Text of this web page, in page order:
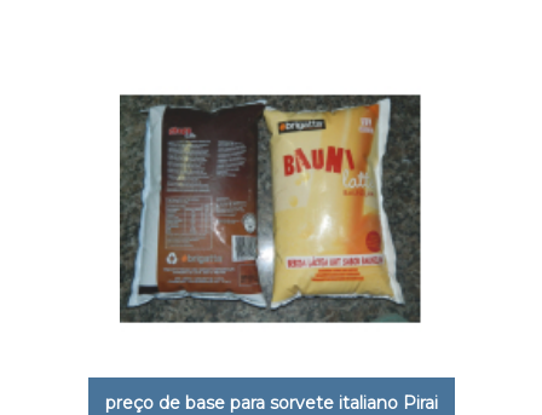
preço de base para sorvete italiano Pirai